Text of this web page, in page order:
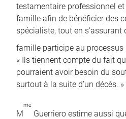
testamentaire professionnel
famille afin de bénéficier des
spécialiste, tout en s’assurant
famille participe au processus
« Ils tiennent compte du fait
pourraient avoir besoin du
surtout à la suite d’un décès. »
M
me
Guerriero estime aussi